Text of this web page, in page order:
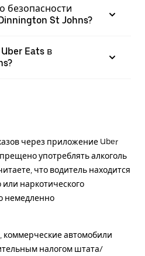
безопасности
St Johns?
Eats в
через приложение Uber
употреблять алкоголь
что водитель находится
или наркотического
немедленно
автомобили
налогом штата/